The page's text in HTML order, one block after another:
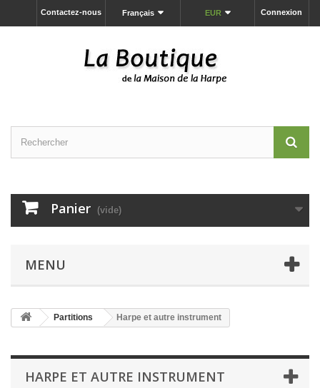
Connexion
EUR
Français
Contactez-nous
Panier (vide)
MENU
Partitions Harpe et autre instrument
HARPE ET AUTRE INSTRUMENT